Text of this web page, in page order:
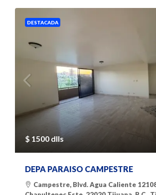
DESTACADA
$ 1500 dlls
DEPA PARAISO CAMPESTRE
Campestre, Blvd. Agua Caliente